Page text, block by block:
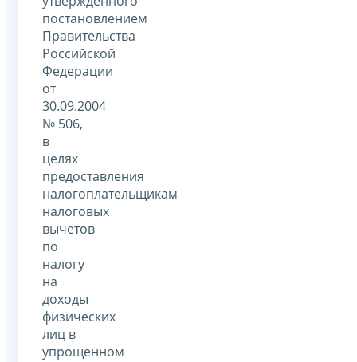
постановлением
Правительства
Российской
Федерации
от
30.09.2004
№ 506,
в
целях
предоставления
налогоплательщикам
налоговых
вычетов
по
налогу
на
доходы
физических
лиц в
упрощенном